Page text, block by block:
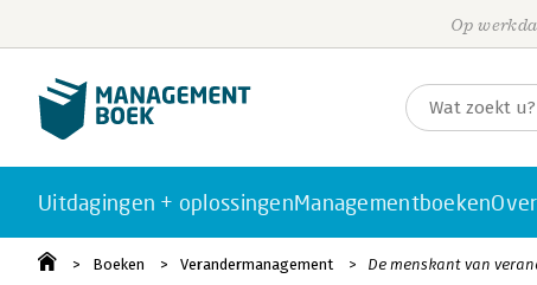
Op
Uitdagingen + oplossingenManagementboeken
Boeken Verandermanagement De menskant van